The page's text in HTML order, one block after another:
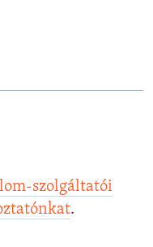
szolgáltatói
.